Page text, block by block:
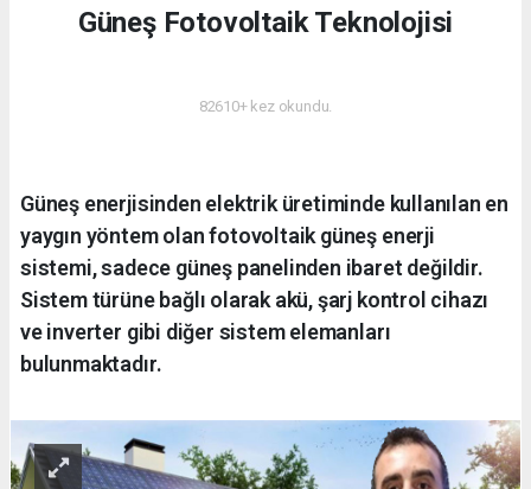
Güneş Fotovoltaik Teknolojisi
82610+ kez okundu.
Güneş enerjisinden elektrik üretiminde kullanılan en
yaygın yöntem olan fotovoltaik güneş enerji
sistemi, sadece güneş panelinden ibaret değildir.
Sistem türüne bağlı olarak akü, şarj kontrol cihazı
ve inverter gibi diğer sistem elemanları
bulunmaktadır.